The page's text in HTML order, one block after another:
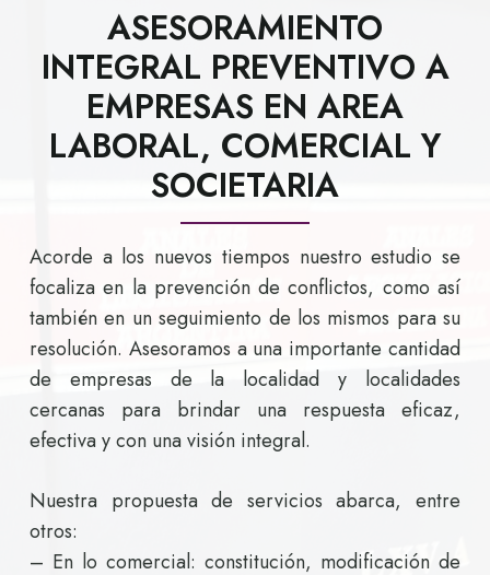
ASESORAMIENTO
INTEGRAL PREVENTIVO A
EMPRESAS EN AREA
LABORAL, COMERCIAL Y
SOCIETARIA
Acorde a los nuevos tiempos nuestro estudio se
focaliza en la prevención de conflictos, como así
también en un seguimiento de los mismos para su
resolución. Asesoramos a una importante cantidad
de empresas de la localidad y localidades
cercanas para brindar una respuesta eficaz,
efectiva y con una visión integral.
Nuestra propuesta de servicios abarca, entre
otros:
– En lo comercial: constitución, modificación de